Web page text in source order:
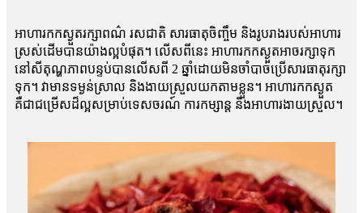
អាហារកកស្ងួតរក្សាពណ៌ រសជាតិ សារធាតុចិញ្ចឹម និងរូបរាងរបស់អាហារ
ស្រស់ដើមបានយ៉ាងល្អបំផុត។ លើសពីនេះ អាហារកកស្ងួតអាចរក្សាទុក
នៅសីតុណ្ហភាពបន្ទប់បានលើសពី 2 ឆ្នាំដោយមិនចាំបាច់ប្រើសារធាតុរក្សា
ទុក។ វាមានទម្ងន់ស្រាល និងងាយស្រួលយកតាមខ្លួន។ អាហារកកស្ងួត
គឺជាជម្រើសដ៏ល្អសម្រាប់ទេសចរណ៍ ការកម្សាន្ត និងអាហារងាយស្រួល។